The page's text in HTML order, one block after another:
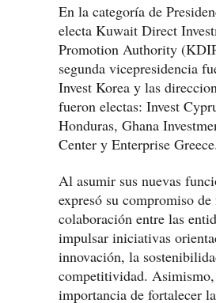
En la categoría de
electa Kuwait Direct
Promotion Authority
segunda vicepresidencia
Invest Korea y las
fueron electas: Invest
Honduras, Ghana
Center y Enterprise Greece.
Al asumir sus nuevas
expresó su compromiso
colaboración entre las
impulsar iniciativas
innovación, la
competitividad. Asimismo,
importancia de fortalecer